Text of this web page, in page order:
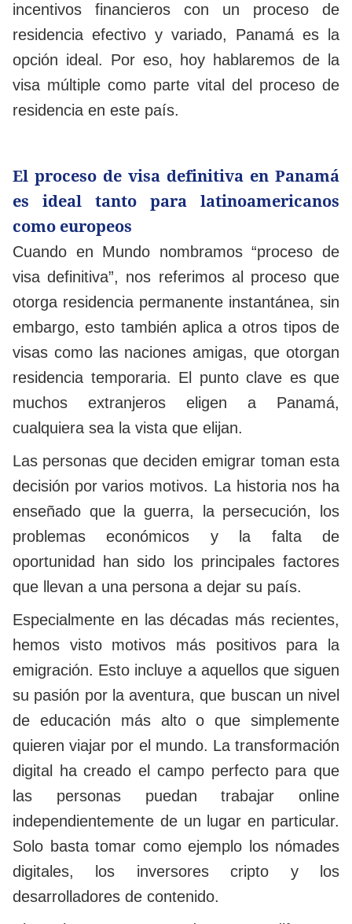
incentivos financieros con un proceso de
residencia efectivo y variado, Panamá es la
opción ideal. Por eso, hoy hablaremos de la
visa múltiple como parte vital del proceso de
residencia en este país.
El proceso de visa definitiva en Panamá
es ideal tanto para latinoamericanos
como europeos
Cuando en Mundo nombramos “proceso de
visa definitiva”, nos referimos al proceso que
otorga residencia permanente instantánea, sin
embargo, esto también aplica a otros tipos de
visas como las naciones amigas, que otorgan
residencia temporaria. El punto clave es que
muchos extranjeros eligen a Panamá,
cualquiera sea la vista que elijan.
Las personas que deciden emigrar toman esta
decisión por varios motivos. La historia nos ha
enseñado que la guerra, la persecución, los
problemas económicos y la falta de
oportunidad han sido los principales factores
que llevan a una persona a dejar su país.
Especialmente en las décadas más recientes,
hemos visto motivos más positivos para la
emigración. Esto incluye a aquellos que siguen
su pasión por la aventura, que buscan un nivel
de educación más alto o que simplemente
quieren viajar por el mundo. La transformación
digital ha creado el campo perfecto para que
las personas puedan trabajar online
independientemente de un lugar en particular.
Solo basta tomar como ejemplo los nómades
digitales, los inversores cripto y los
desarrolladores de contenido.